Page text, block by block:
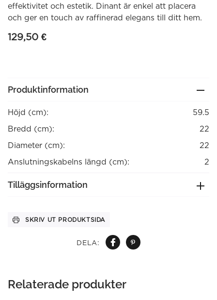
DELA:
effektivitet och estetik. Dinant är enkel att placera
och ger en touch av raffinerad elegans till ditt hem.
129,50 €
Produktinformation
Höjd (cm):
59.5
Bredd (cm):
22
Diameter (cm):
22
Anslutningskabelns längd (cm):
2
Tilläggsinformation
SKRIV UT PRODUKTSIDA
Relaterade produkter